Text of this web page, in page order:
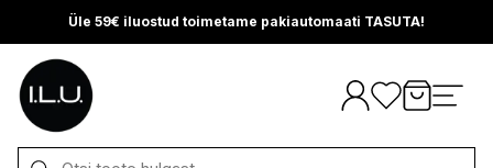
Üle 59€ iluostud toimetame pakiautomaati TASUTA!